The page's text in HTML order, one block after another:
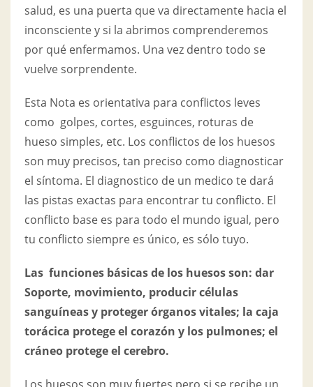
salud, es una puerta que va directamente hacia el
inconsciente y si la abrimos comprenderemos
por qué enfermamos. Una vez dentro todo se
vuelve sorprendente.
Esta Nota es orientativa para conflictos leves
como golpes, cortes, esguinces, roturas de
hueso simples, etc. Los conflictos de los huesos
son muy precisos, tan preciso como diagnosticar
el síntoma. El diagnostico de un medico te dará
las pistas exactas para encontrar tu conflicto. El
conflicto base es para todo el mundo igual, pero
tu conflicto siempre es único, es sólo tuyo.
Las funciones básicas de los huesos son: dar
Soporte, movimiento, producir células
sanguíneas y proteger órganos vitales; la caja
torácica protege el corazón y los pulmones; el
cráneo protege el cerebro.